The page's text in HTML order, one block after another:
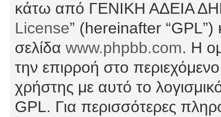
κάτω από ΓΕΝΙΚΗ ΑΔΕΙΑ
License” (hereinafter “GPL”)
σελίδα www.phpbb.com. Η
την επιρροή στο
χρήστης με αυτό το
GPL. Για περισσότερες